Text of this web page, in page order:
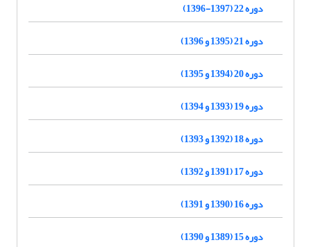
دوره 22 (1397-1396)
دوره 21 (1395 و 1396)
دوره 20 (1394 و 1395)
دوره 19 (1393 و 1394)
دوره 18 (1392 و 1393)
دوره 17 (1391 و 1392)
دوره 16 (1390 و 1391)
دوره 15 (1389 و 1390)